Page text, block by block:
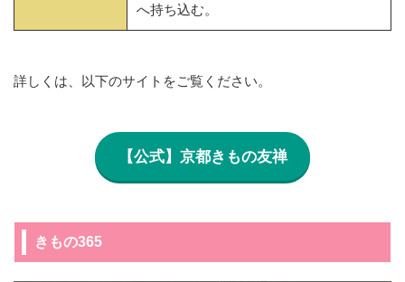
へ持ち込む。
詳しくは、以下のサイトをご覧ください。
【公式】京都きもの友禅
きもの365